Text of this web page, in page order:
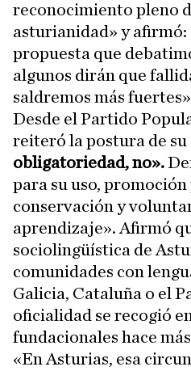
reconocimiento pleno
asturianidad» y afirmó:
propuesta que
algunos dirán que
saldremos más
Desde el Partido
reiteró la postura de su
obligatoriedad, no».
para su uso, promoción
conservación y
aprendizaje». Afirmó
sociolingüística de
comunidades con
Galicia, Cataluña o el
oficialidad se recogió
fundacionales hace
«En Asturias, esa